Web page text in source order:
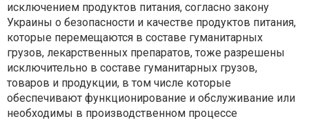
исключением продуктов питания, согласно закону
Украины о безопасности и качестве продуктов питания,
которые перемещаются в составе гуманитарных
грузов, лекарственных препаратов, тоже разрешены
исключительно в составе гуманитарных грузов,
товаров и продукции, в том числе которые
обеспечивают функционирование и обслуживание или
необходимы в производственном процессе